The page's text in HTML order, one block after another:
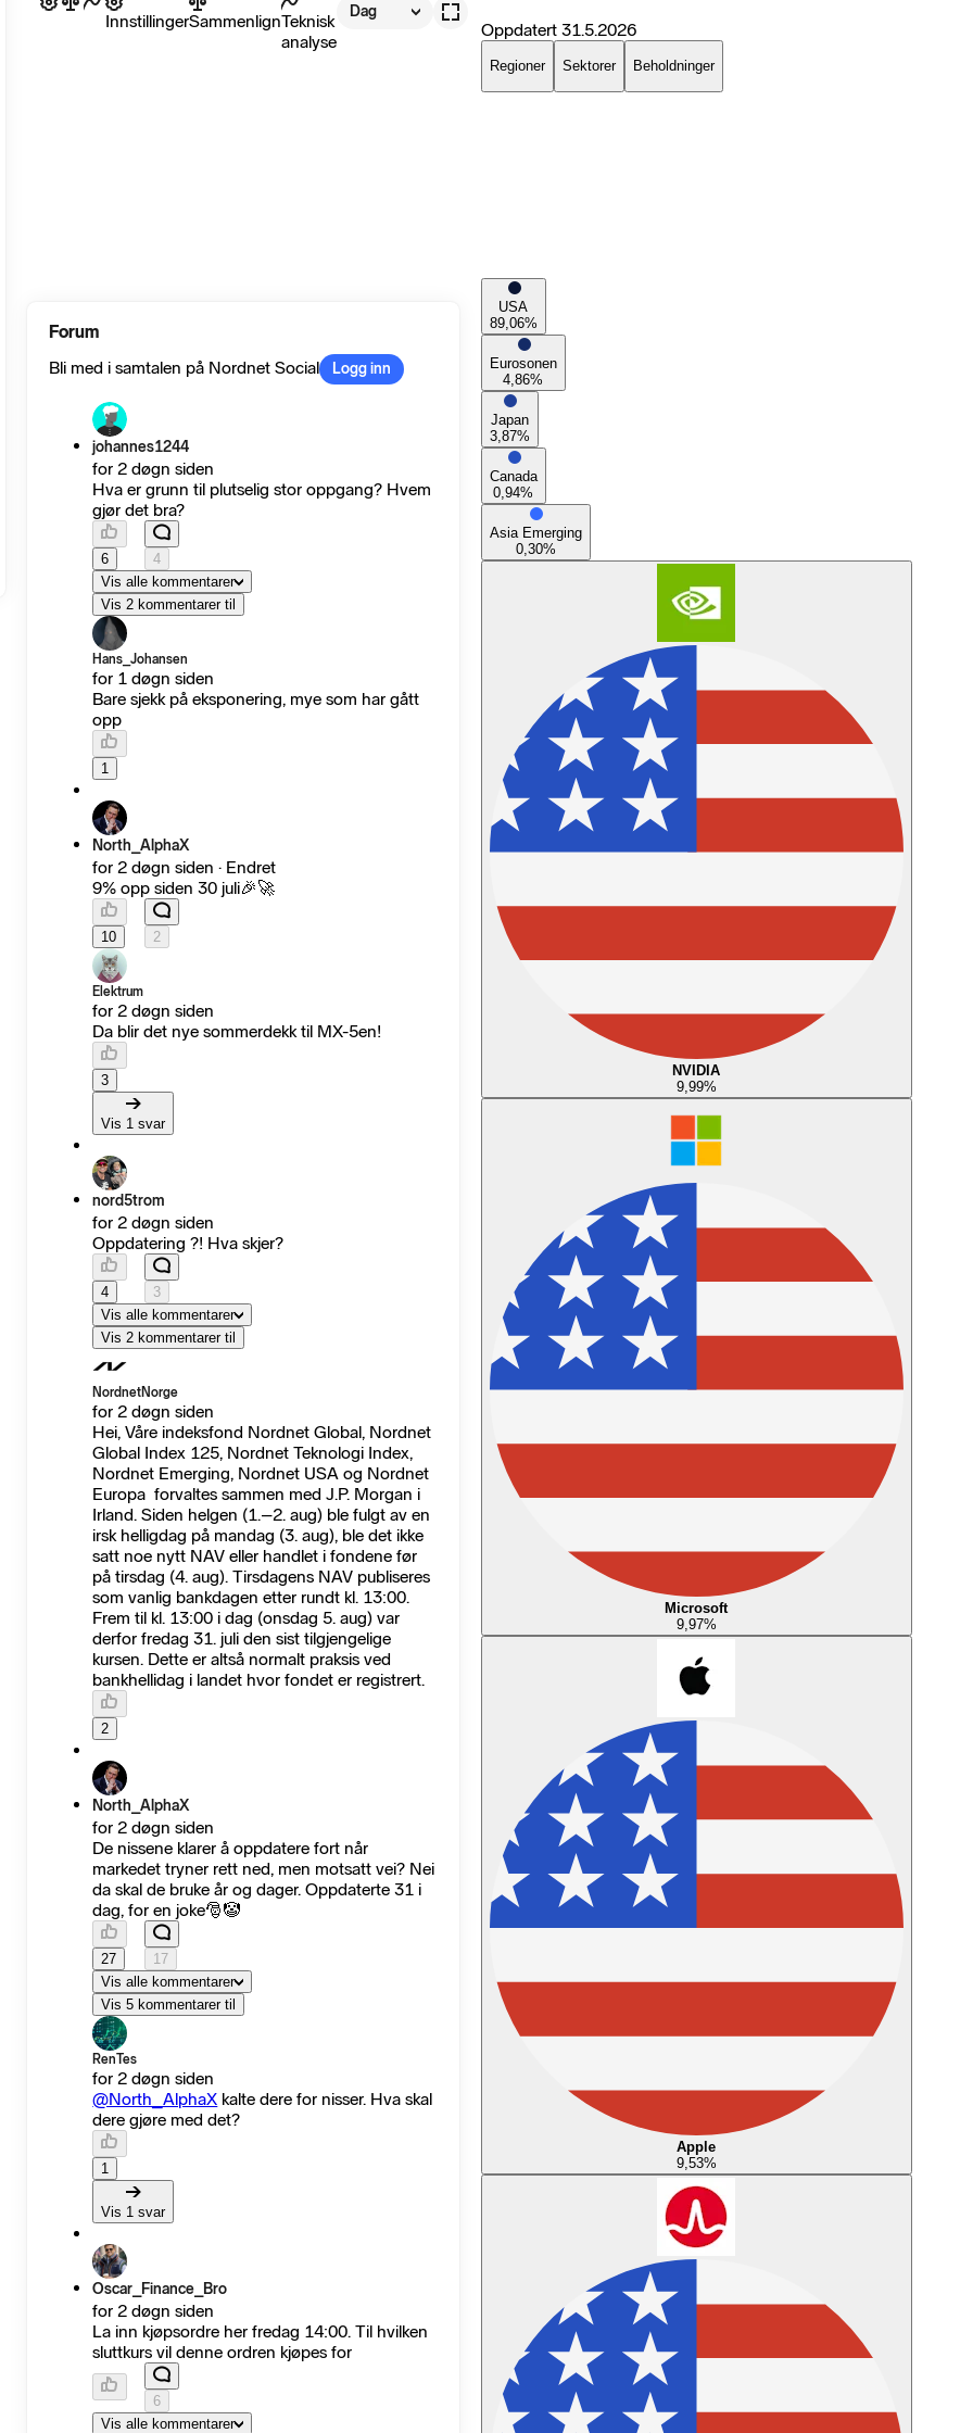
InnstillingerSammenlignTeknisk
analyse
Dag
Forum
Bli med i samtalen på Nordnet Social
Logg inn
johannes1244
for 2 døgn siden
Hva er grunn til plutselig stor oppgang? Hvem
gjør det bra?
6
4
Vis alle kommentarer
Vis 2 kommentarer til
Hans_Johansen
for 1 døgn siden
Bare sjekk på eksponering, mye som har gått
opp
1
North_AlphaX
for 2 døgn siden · Endret
9% opp siden 30 juli🎉🚀
10 2
Elektrum
for 2 døgn siden
Da blir det nye sommerdekk til MX-5en!
3
Vis 1 svar
nord5trom
for 2 døgn siden
Oppdatering ?! Hva skjer?
4
3
Vis alle kommentarer
Vis 2 kommentarer til
NordnetNorge
for 2 døgn siden
Hei, Våre indeksfond Nordnet Global, Nordnet
Global Index 125, Nordnet Teknologi Index,
Nordnet Emerging, Nordnet USA og Nordnet
Europa forvaltes sammen med J.P. Morgan i
Irland. Siden helgen (1.–2. aug) ble fulgt av en
irsk helligdag på mandag (3. aug), ble det ikke
satt noe nytt NAV eller handlet i fondene før
på tirsdag (4. aug). Tirsdagens NAV publiseres
som vanlig bankdagen etter rundt kl. 13:00.
Frem til kl. 13:00 i dag (onsdag 5. aug) var
derfor fredag 31. juli den sist tilgjengelige
kursen. Dette er altså normalt praksis ved
bankhellidag i landet hvor fondet er registrert.
2
North_AlphaX
for 2 døgn siden
De nissene klarer å oppdatere fort når
markedet tryner rett ned, men motsatt vei? Nei
da skal de bruke år og dager. Oppdaterte 31 i
dag, for en joke🎅🤡
27
17
Vis alle kommentarer
Vis 5 kommentarer til
RenTes
for 2 døgn siden
@North_AlphaX kalte dere for nisser. Hva skal
dere gjøre med det?
1
Vis 1 svar
Oscar_Finance_Bro
for 2 døgn siden
La inn kjøpsordre her fredag 14:00. Til hvilken
sluttkurs vil denne ordren kjøpes for
6
Vis alle kommentarer
Oppdatert 31.5.2026
Regioner Sektorer Beholdninger
USA
89,06%
Eurosonen
4,86%
Japan
3,87%
Canada
0,94%
Asia Emerging
0,30%
NVIDIA
9,99%
Microsoft
9,97%
Apple
9,53%